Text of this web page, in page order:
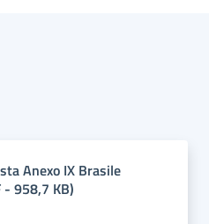
Anexo IX Brasile
- 958,7 KB)